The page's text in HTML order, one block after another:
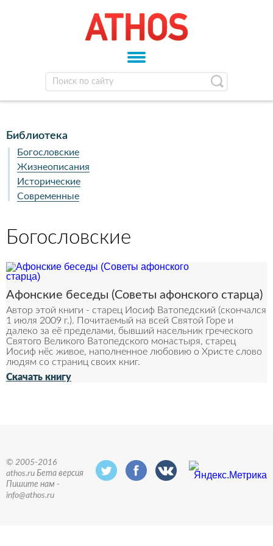
Библиотека
Богословские
Жизнеописания
Исторические
Современные
Богословские
Афонские беседы (Советы афонского старца)
Автор этой книги - старец Иосиф Ватопедский (скончался
1 июля 2009 г.). Почитаемый на всей Святой Горе и
далеко за её пределами, бывший насельник греческого
Святого Великого Ватопедского монастыря, старец
Иосиф нёс живое, наполненное любовию о Христе слово
людям со страниц своих книг.
Скачать книгу
© 2005-2016
athos.ru Бета версия
Пишите нам -
info@athos.ru